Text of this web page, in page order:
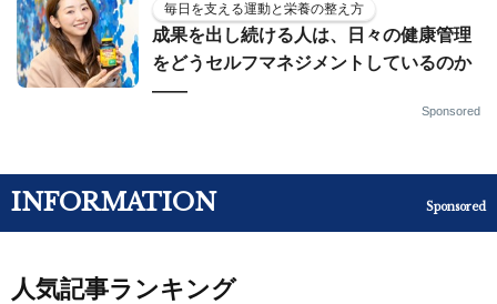
毎日を支える運動と栄養の整え方
成果を出し続ける人は、日々の健康管理
をどうセルフマネジメントしているのか
——
Sponsored
INFORMATION Sponsored
人気記事ランキング